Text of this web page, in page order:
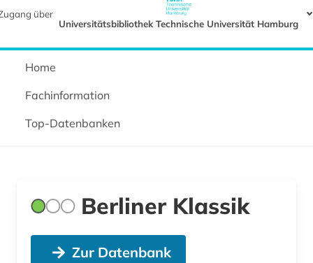
über
Universitätsbibliothek Technische Universität Hamburg
Home
Fachinformation
Top-Datenbanken
Berliner Klassik
Zur Datenbank